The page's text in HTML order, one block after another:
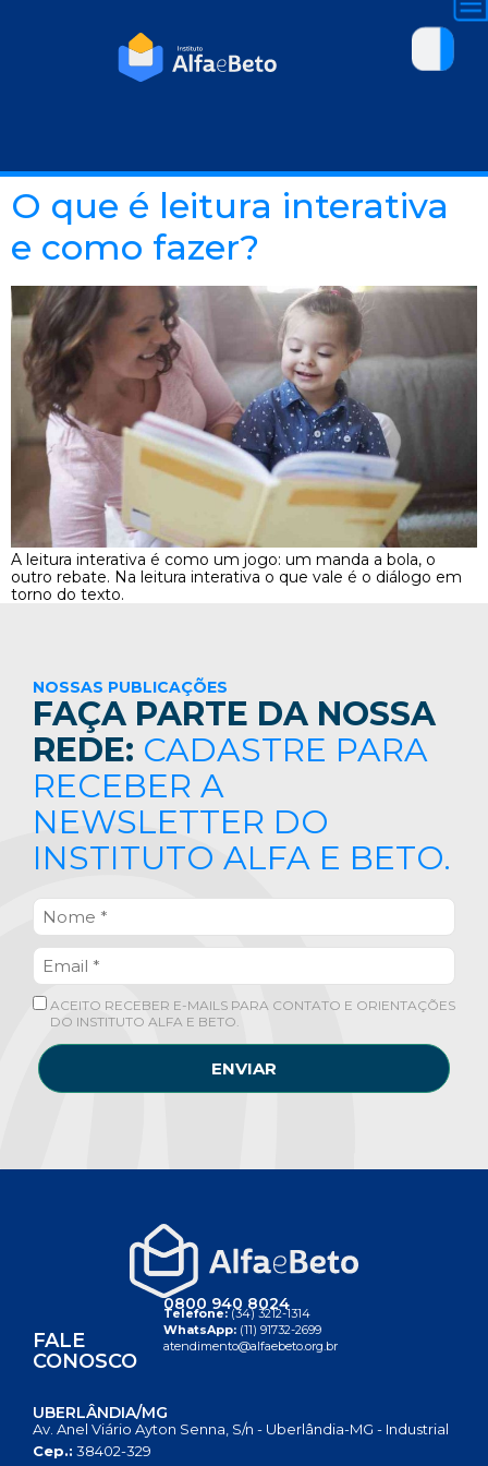
O que é leitura interativa
e como fazer?
A leitura interativa é como um jogo: um manda a bola, o
outro rebate. Na leitura interativa o que vale é o diálogo em
torno do texto.
NOSSAS PUBLICAÇÕES
FAÇA PARTE DA NOSSA
REDE: CADASTRE PARA
RECEBER A
NEWSLETTER DO
INSTITUTO ALFA E BETO.
ACEITO RECEBER E-MAILS PARA CONTATO E ORIENTAÇÕES
DO INSTITUTO ALFA E BETO.
ENVIAR
FALE
CONOSCO
0800 940 8024
Telefone:(34) 3212-1314
WhatsApp: (11) 91732-2699
atendimento@alfaebeto.org.br
UBERLÂNDIA/MG
Av. Anel Viário Ayton Senna, S/n - Uberlândia-MG - Industrial
Cep.: 38402-329